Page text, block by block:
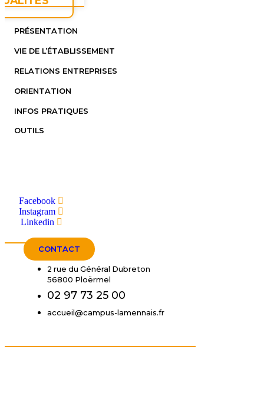
PRÉSENTATION
VIE DE L’ÉTABLISSEMENT
RELATIONS ENTREPRISES
ORIENTATION
INFOS PRATIQUES
OUTILS
Facebook
Instagram
Linkedin
CONTACT
2 rue du Général Dubreton
56800 Ploërmel
02 97 73 25 00
accueil@campus-lamennais.fr